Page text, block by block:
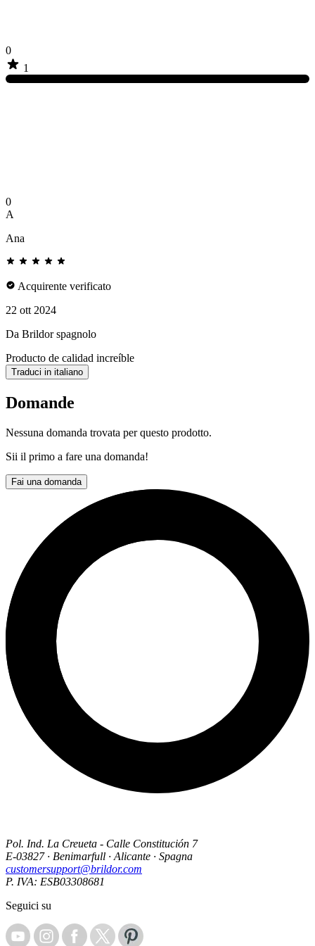
0
1
0
A
Ana
Acquirente verificato
22 ott 2024
Da Brildor spagnolo
Producto de calidad increíble
Traduci in italiano
Domande
Nessuna domanda trovata per questo prodotto.
Sii il primo a fare una domanda!
Fai una domanda
Pol. Ind. La Creueta - Calle Constitución 7
E-03827 · Benimarfull · Alicante · Spagna
customersupport@brildor.com
P. IVA: ESB03308681
Seguici su